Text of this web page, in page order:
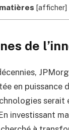
[afficher]
de
en puissance
serait
investissant